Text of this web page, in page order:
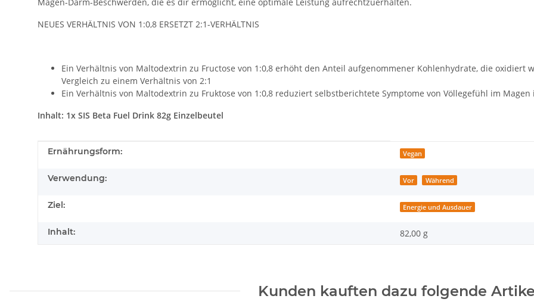
NEUES VERHÄLTNIS VON 1:0,8 ERSETZT 2:1-VERHÄLTNIS
Ein Verhältnis von Maltodextrin zu Fructose von 1:0,8 erhöht den Anteil aufgenommener Kohlenhydrate, die oxidiert
Vergleich zu einem Verhältnis von 2:1
Ein Verhältnis von Maltodextrin zu Fruktose von 1:0,8 reduziert selbstberichtete Symptome von Völlegefühl im
Inhalt: 1x SIS Beta Fuel Drink 82g Einzelbeutel
Produkteigenschaft
Wert
Ernährungsform: Vegan
Verwendung: Vor Während
Ziel: Energie und Ausdauer
Inhalt: 82,00 g
Kunden kauften dazu folgende